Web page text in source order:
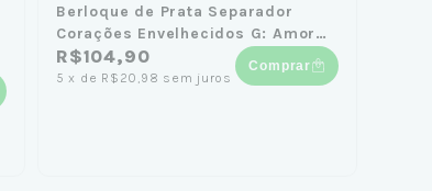
Berloque de Prata Separador
Corações Envelhecidos G: Amor
que Transcende o Tempo
R$104,90
5 x de R$20,98 sem juros
Comprar